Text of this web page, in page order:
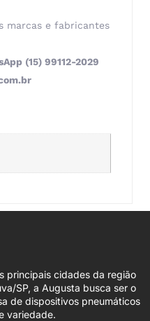
marcas e fabricantes
(15) 99112-2029
principais cidades da região
SP, a Augusta busca ser o
de dispositivos pneumáticos
variedade.